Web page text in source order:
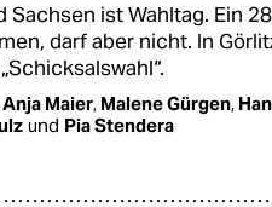
Sachsen ist Wahltag. Ein
darf aber nicht. In
Anja Maier, Malene Gürgen,
und Pia Stendera